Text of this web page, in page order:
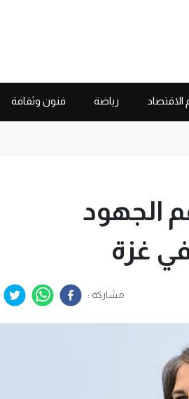
الاقتصاد رياضة فنون وثقافة
الجهود
غزة
مشاركة :